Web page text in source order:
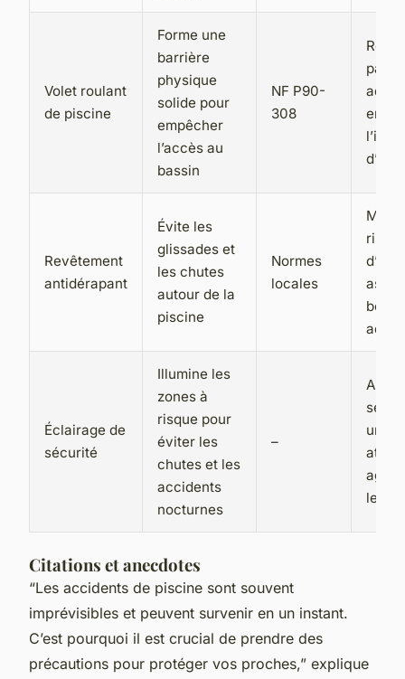
Volet roulant
de piscine
Forme une
barrière
physique
solide pour
empêcher
l’accès au
bassin
NF P90-
308
d’un
Revêtement
antidérapant
Évite les
glissades et
les chutes
autour de la
piscine
Normes
locales
Éclairage de
sécurité
Illumine les
zones à
risque pour
éviter les
chutes et les
accidents
nocturnes
–
une
les
Citations et anecdotes
“Les accidents de piscine sont souvent
imprévisibles et peuvent survenir en un instant.
C’est pourquoi il est crucial de prendre des
précautions pour protéger vos proches,” explique